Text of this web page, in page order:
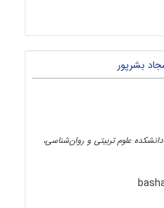
علوم تربیتی و روان‌شناسی،